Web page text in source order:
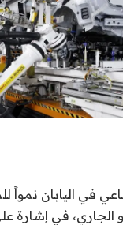
في اليابان نمواً
الجاري، في إشارة